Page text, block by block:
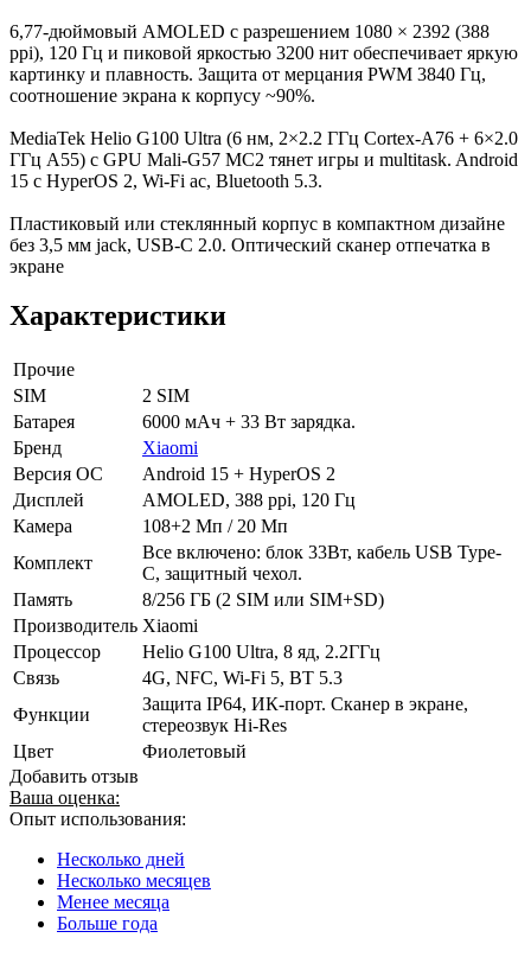
6,77-дюймовый AMOLED с разрешением 1080 × 2392 (388
ppi), 120 Гц и пиковой яркостью 3200 нит обеспечивает яркую
картинку и плавность. Защита от мерцания PWM 3840 Гц,
соотношение экрана к корпусу ~90%.​
MediaTek Helio G100 Ultra (6 нм, 2×2.2 ГГц Cortex-A76 + 6×2.0
ГГц A55) с GPU Mali-G57 MC2 тянет игры и multitask. Android
15 с HyperOS 2, Wi-Fi ac, Bluetooth 5.3.​
Пластиковый или стеклянный корпус в компактном дизайне
без 3,5 мм jack, USB-C 2.0. Оптический сканер отпечатка в
экране
Характеристики
Прочие
SIM
2 SIM
Батарея
6000 мАч + 33 Вт зарядка.
Бренд
Xiaomi
Версия ОС
Android 15 + HyperOS 2
Дисплей
AMOLED, 388 ppi, 120 Гц
Камера
108+2 Мп / 20 Мп
Комплект
Все включено: блок 33Вт, кабель USB Type-
C, защитный чехол.
Память
8/256 ГБ (2 SIM или SIM+SD)
Производитель Xiaomi
Процессор
Helio G100 Ultra, 8 яд, 2.2ГГц
Связь
4G, NFC, Wi-Fi 5, BT 5.3
Функции
Защита IP64, ИК-порт. Сканер в экране,
стереозвук Hi-Res
Цвет
Фиолетовый
Добавить отзыв
Ваша оценка:
Опыт использования:
Несколько дней
Несколько месяцев
Менее месяца
Больше года